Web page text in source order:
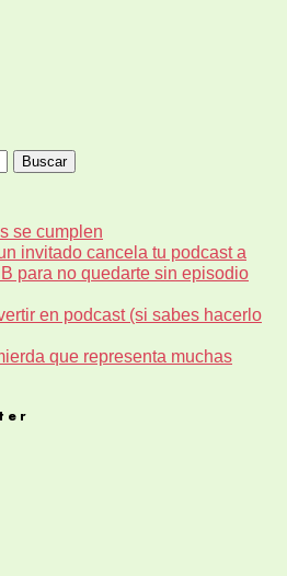
se cumplen
invitado cancela tu podcast a
para no quedarte sin episodio
en podcast (si sabes hacerlo
que representa muchas